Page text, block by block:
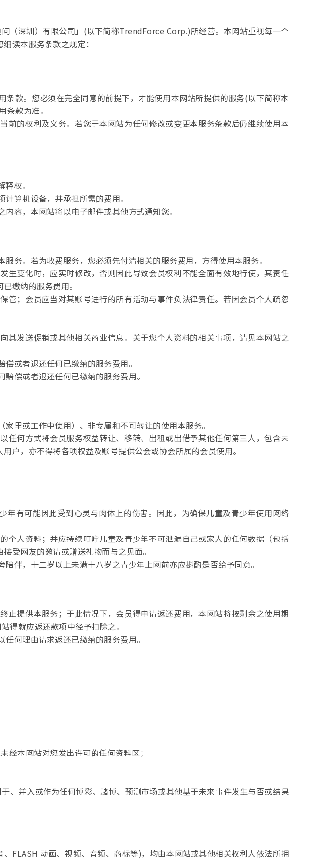
（深圳）有限公司」(以下简称TrendForce Corp.)所经营。本网站重视每一个
读本服务条款之规定：
款。您必须在完全同意的前提下，才能使用本网站所提供的服务(以下简称本
款为准。
的权利及义务。若您于本网站为任何修改或变更本服务条款后仍继续使用本
权。
算机设备，并承担所需的费用。
容，本网站将以电子邮件或其他方式通知您。
务。若为收费服务，您必须先付清相关的服务费用，方得使用本服务。
变化时，应实时修改，否则因此导致会员权利不能全面有效地行使，其责任
缴纳的服务费用。
；会员应当对其账号进行的所有活动与事件负法律责任。若因会员个人疏忽
发送促销或其他相关商业信息。关于您个人资料的相关事项，请见本网站之
或者退还任何已缴纳的服务费用。
偿或者退还任何已缴纳的服务费用。
里或工作中使用）、非专属和不可转让的使用本服务。
何方式将会员服务权益转让、移转、出租或出借予其他任何第三人，包含未
户，亦不得将各项权益及账号提供公会或协会所属的会员使用。
有可能因此受到心灵与肉体上的伤害。因此，为确保儿童及青少年使用网络
人资料；并应持续叮咛儿童及青少年不可泄漏自己或家人的任何数据（包括
受网友的邀请或赠送礼物而与之见面。
伴，十二岁以上未满十八岁之青少年上网前亦应斟酌是否给予同意。
提供本服务；于此情况下，会员得申请返还费用，本网站将按剩余之使用期
得就应返还款项中径予扣除之。
何理由请求返还已缴纳的服务费用。
经本网站对您发出许可的任何资料区；
、并入或作为任何博彩、赌博、预测市场或其他基于未来事件发生与否或结果
FLASH 动画、视频、音频、商标等)，均由本网站或其他相关权利人依法所拥